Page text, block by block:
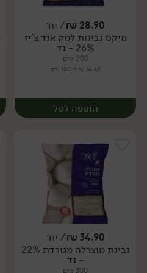
יח׳
28.90
₪/ יח׳
מיקס גבינות למק אנד צ'יז
26% - גד
200 גרם
14.45 ₪ ל-100 גרם
הוספה לסל
יח׳
34.90
₪/ יח׳
גבינת מוצרלה מגורדת 22%
- גד
300 גרם